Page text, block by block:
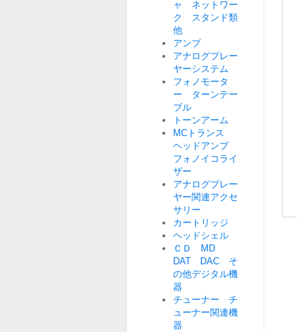
ャ ネットワー
ク スタンド類
他
アンプ
アナログプレー
ヤーシステム
フォノモータ
ー ターンテー
ブル
トーンアーム
MCトランス
ヘッドアンプ
フォノイコライ
ザー
アナログプレー
ヤー関連アクセ
サリー
カートリッジ
ヘッドシェル
ＣＤ MD
DAT DAC そ
の他デジタル機
器
チューナー チ
ューナー関連機
器